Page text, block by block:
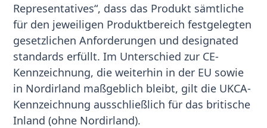
Representatives“, dass das Produkt sämtliche
für den jeweiligen Produktbereich festgelegten
gesetzlichen Anforderungen und designated
standards erfüllt. Im Unterschied zur CE-
Kennzeichnung, die weiterhin in der EU sowie
in Nordirland maßgeblich bleibt, gilt die UKCA-
Kennzeichnung ausschließlich für das britische
Inland (ohne Nordirland).